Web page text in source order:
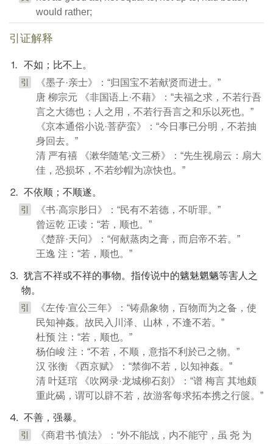
would rather;
引证解释
⒈ 不如；比不上。
引
《墨子·亲士》：“归国宝不若献贤而进士。”
唐 柳宗元 《非国语上·不藉》：“夫福之求，不若行吾
言之大德也；人之用，不若行吾言之和乐以死也。”
《京本通俗小说·菩萨蛮》：“今日事已分明，不若抽
身回去。”
清 严有禧 《漱华随笔·文三桥》：“先生视扇云：扇大
佳，恐损坏，不若纱帽为凉快也。”
⒉ 不依顺；不顺遂。
引
《书·高宗肜日》：“民有不若德，不听罪。”
曾运乾 正读：“若，顺也。”
《楚辞·天问》：“何献蒸肉之膏，而启帝不若。”
王逸 注：“若，顺也。”
⒊ 犹言不祥或不祥的事物。指传说中的魑魅魍魉等害人之
物。
引
《左传·宣公三年》：“铸鼎象物，百物而为之备，使
民知神姦。故民入川泽、山林，不逢不若。”
杜预 注：“若，顺也。”
杨伯峻 注：“不若，不顺，意指不利於己之物。”
汉 张衡 《西京赋》：“禁御不若，以知神姦。”
清 叶廷琯 《吹网录·龙城柳石刻》：“谱 梅言 其地颇
重此碣，谓可以辟不若，故游客每求拓本携之行篋。”
⒋ 不善，强暴。
引
《商君书·慎法》：“外不能战，内不能守，虽 尧 为